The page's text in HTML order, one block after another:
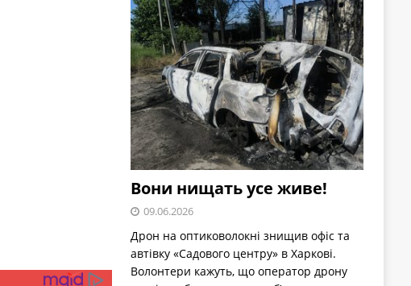
Вони нищать усе живе!
09.06.2026
Дрон на оптиковолокні знищив офіс та
автівку «Садового центру» в Харкові.
Волонтери кажуть, що оператор дрону